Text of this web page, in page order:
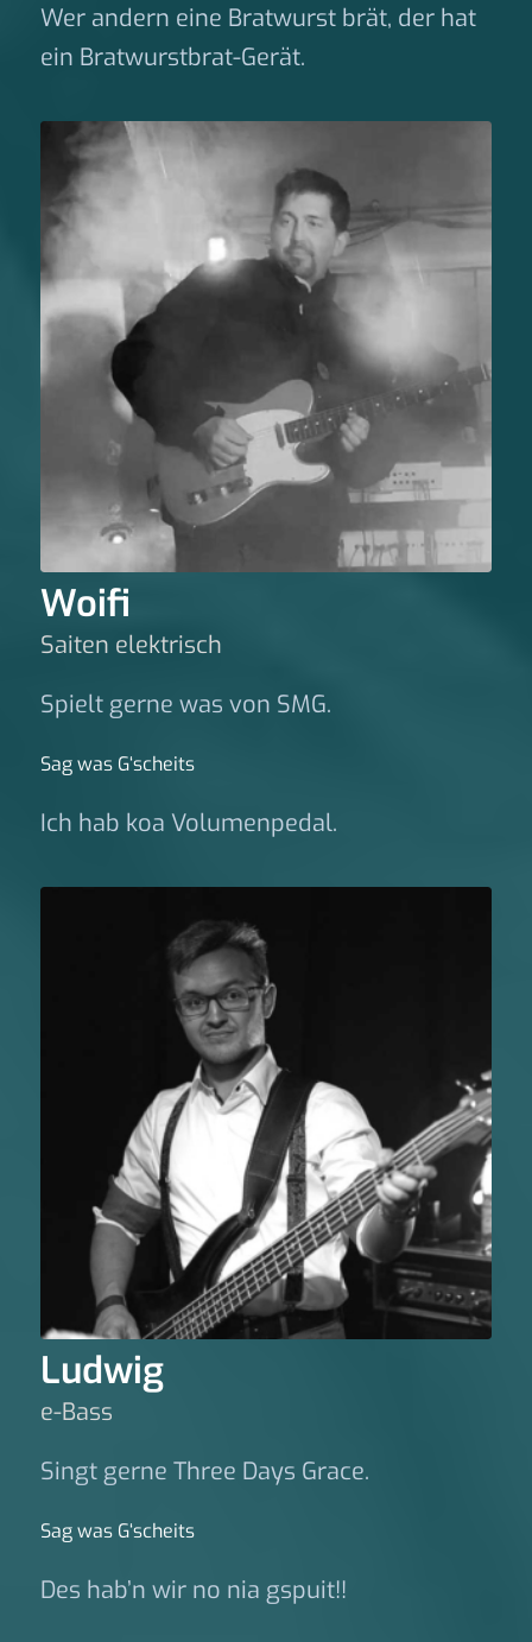
Wer andern eine Bratwurst brät, der hat
ein Bratwurstbrat-Gerät.
Woifi
Saiten elektrisch
Spielt gerne was von SMG.
Sag was G‘scheits
Ich hab koa Volumenpedal.
Ludwig
e-Bass
Singt gerne Three Days Grace.
Sag was G‘scheits
Des hab’n wir no nia gspuit!!